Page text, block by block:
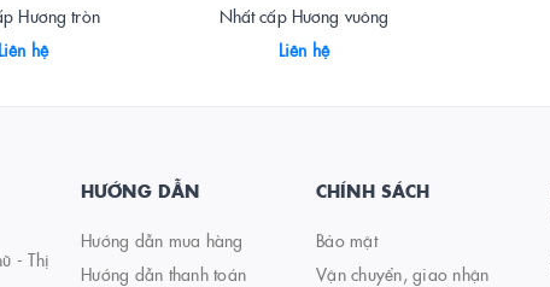
Hương tròn
Liên hệ
Nhất cấp Hương vuông
Liên hệ
- Thị
HƯỚNG DẪN
Hướng dẫn mua hàng
Hướng dẫn thanh toán
CHÍNH SÁCH
Bảo mật
Vận chuyển, giao nhận